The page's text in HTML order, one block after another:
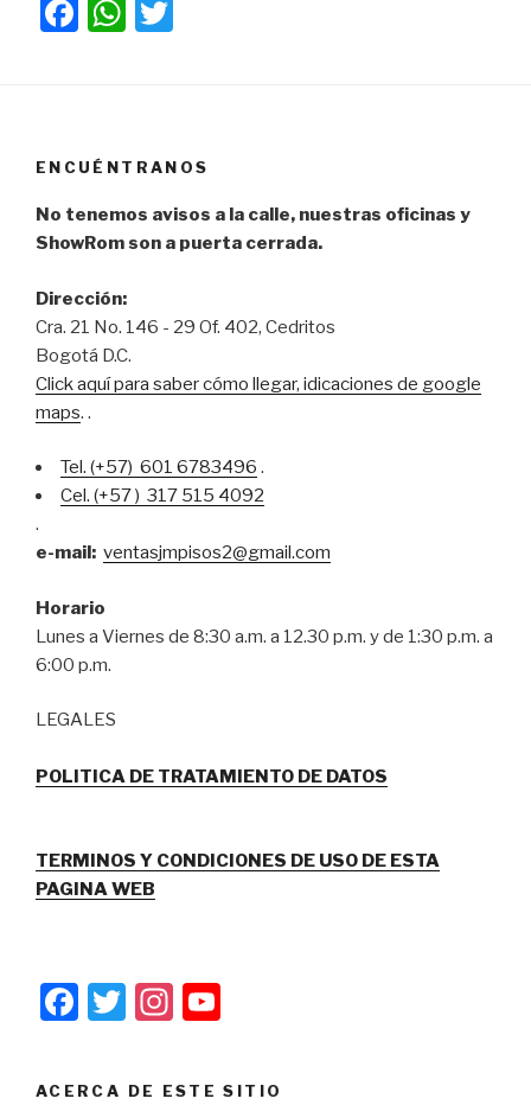
F
b
o
o
W
A
p
p
ENCUÉNTRANOS
No tenemos avisos a la calle, nuestras oficinas y
ShowRom son a puerta cerrada.
Dirección:
Cra. 21 No. 146 - 29 Of. 402, Cedritos
Bogotá D.C.
Click aquí para saber cómo llegar, idicaciones de google
maps. .
Tel. (+57) 601 6783496 .
Cel. (+57 ) 317 515 4092
.
e-mail: ventasjmpisos2@gmail.com
Horario
Lunes a Viernes de 8:30 a.m. a 12.30 p.m. y de 1:30 p.m. a
6:00 p.m.
LEGALES
POLITICA DE TRATAMIENTO DE DATOS
TERMINOS Y CONDICIONES DE USO DE ESTA
PAGINA WEB
F
c
T
tt
In
a
u
ACERCA DE ESTE SITIO